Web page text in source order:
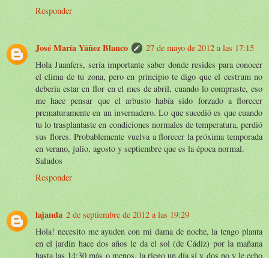
Responder
José María Yáñez Blanco
27 de mayo de 2012 a las 17:15
Hola Juanfers, sería importante saber donde resides para conocer
el clima de tu zona, pero en principio te digo que el cestrum no
debería estar en flor en el mes de abril, cuando lo compraste, eso
me hace pensar que el arbusto había sido forzado a florecer
prematuramente en un invernadero. Lo que sucedió es que cuando
tu lo trasplantaste en condiciones normales de temperatura, perdió
sus flores. Probablemente vuelva a florecer la próxima temporada
en verano, julio, agosto y septiembre que es la época normal.
Saludos
Responder
lajanda 2 de septiembre de 2012 a las 19:29
Hola! necesito me ayuden con mi dama de noche, la tengo planta
en el jardín hace dos años le da el sol (de Cádiz) por la mañana
hasta las 14:30 más o menos, la riego un día sí y dos no y le echo